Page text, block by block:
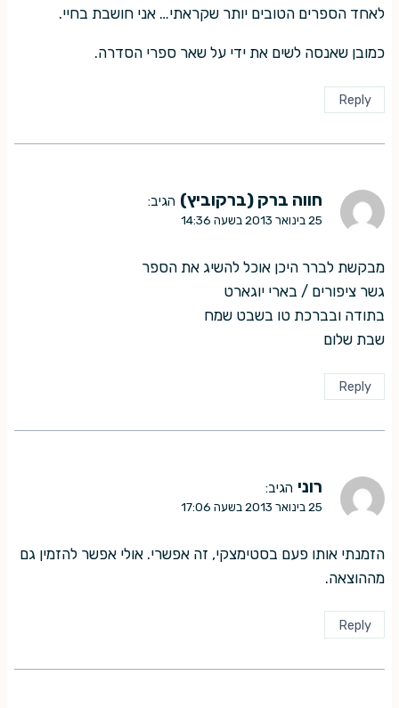
לאחד הספרים הטובים יותר שקראתי… אני חושבת בחיי.
כמובן שאנסה לשים את ידי על שאר ספרי הסדרה.
Reply
חווה ברק (ברקוביץ) הגיב:
25 בינואר 2013 בשעה 14:36
מבקשת לברר היכן אוכל להשיג את הספר
גשר ציפורים / בארי יוגארט
בתודה ובברכת טו בשבט שמח
שבת שלום
Reply
רוני הגיב:
25 בינואר 2013 בשעה 17:06
הזמנתי אותו פעם בסטימצקי, זה אפשרי. אולי אפשר להזמין גם
מההוצאה.
Reply